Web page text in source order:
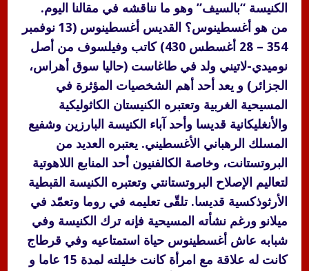
الكنيسة “بالسيف” وهو ما نناقشه في مقالنا اليوم.
من هو أغسطينوس؟ القديس أغسطينوس (13 نوفمبر
354 – 28 أغسطس 430) كاتب وفيلسوف من أصل
نوميدي-لاتيني ولد في طاغاست (حاليا سوق أهراس،
الجزائر) و يعد أحد أهم الشخصيات المؤثرة في
المسيحية الغربية وتعتبره الكنيستان الكاثوليكية
والأنغليكانية قديسا وأحد آباء الكنيسة البارزين وشفيع
المسلك الرهباني الأغسطيني. يعتبره العديد من
البروتستانت، وخاصة الكالفنيون أحد المنابع اللاهوتية
لتعاليم الإصلاح البروتستانتي وتعتبره الكنيسة القبطية
الأرثوذكسية قديسا. تلقّى تعليمه في روما وتعمّد في
ميلانو ورغم نشأته المسيحية فإنه ترك الكنيسة وفي
شبابه عاش أغسطينوس حياة استمتاعيه وفي قرطاج
كانت له علاقة مع امرأة كانت خليلته لمدة 15 عاما و